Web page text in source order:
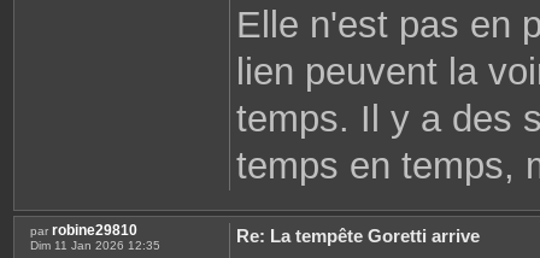
Elle n'est pas en
lien peuvent la
temps. Il y a des
temps en temps,
par robine29810
Dim 11 Jan 2026 12:35
Re: La tempête Goretti arrive